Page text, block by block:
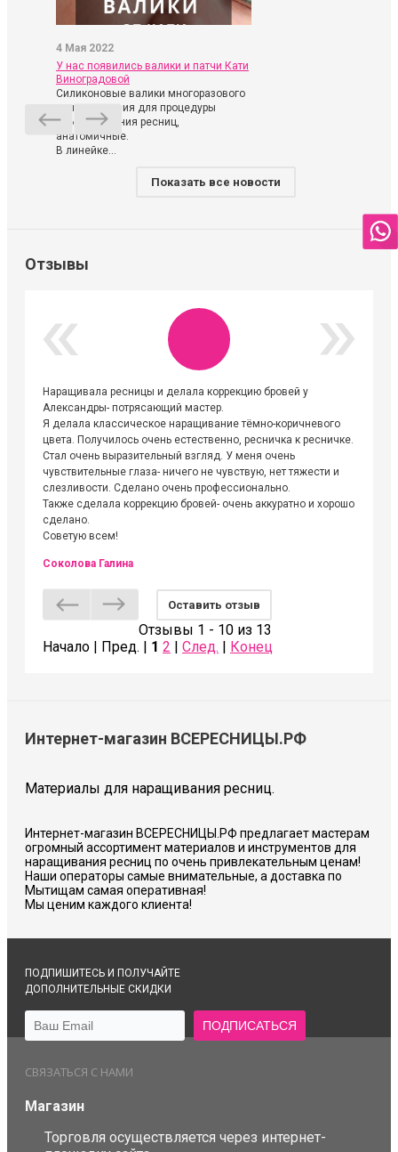
4 Мая 2022
У нас появились валики и патчи Кати
Виноградовой
Силиконовые валики многоразового
использования для процедуры
ламинирования ресниц,
анатомичные.
В линейке...
Показать все новости
Отзывы
Наращивала ресницы и делала коррекцию бровей у
Александры- потрясающий мастер.
Я делала классическое наращивание тёмно-коричневого
цвета. Получилось очень естественно, ресничка к ресничке.
Стал очень выразительный взгляд. У меня очень
чувствительные глаза- ничего не чувствую, нет тяжести и
слезливости. Сделано очень профессионально.
Также сделала коррекцию бровей- очень аккуратно и хорошо
сделано.
Советую всем!
Соколова Галина
Оставить отзыв
Отзывы 1 - 10 из 13
Начало | Пред. | 1 2 След. Конец
Интернет-магазин ВСЕРЕСНИЦЫ.РФ
Материалы для наращивания ресниц.
Интернет-магазин ВСЕРЕСНИЦЫ.РФ предлагает мастерам
огромный ассортимент материалов и инструментов для
наращивания ресниц по очень привлекательным ценам!
Наши операторы самые внимательные, а доставка по
Мытищам самая оперативная!
Мы ценим каждого клиента!
ПОДПИШИТЕСЬ И ПОЛУЧАЙТЕ
ДОПОЛНИТЕЛЬНЫЕ СКИДКИ
СВЯЗАТЬСЯ С НАМИ
Магазин
Торговля осуществляется через интернет-